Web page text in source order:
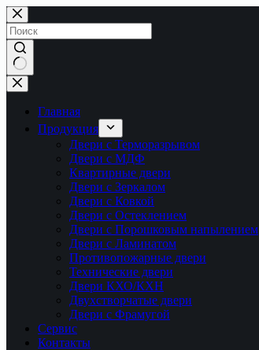
Перейти
к
сути
Ничего
не
найденоГлавная
Продукция
Двери с Терморазрывом
Двери с МДФ
Квартирные двери
Двери с Зеркалом
Двери с Ковкой
Двери с Остеклением
Двери с Порошковым напылением
Двери с Ламинатом
Противопожарные двери
Технические двери
Двери КХО/КХН
Двухстворчатые двери
Двери с Фрамугой
Сервис
Контакты